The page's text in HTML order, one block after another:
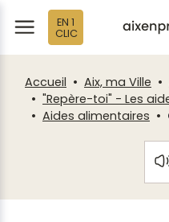
EN 1
CLIC
Accueil Aix, ma Ville
"Repère-toi" - Les
Aides alimentaires
Fenêtre
de
chat
Panneau de gestion des